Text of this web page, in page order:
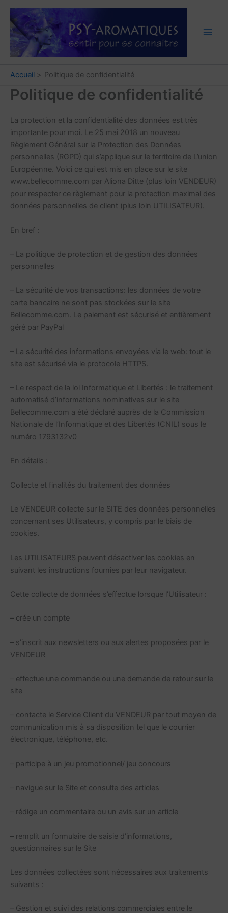
Aller
contenu
Accueil Politique de confidentialité
Politique de confidentialité
La protection et la confidentialité des données est très
importante pour moi. Le 25 mai 2018 un nouveau
Règlement Général sur la Protection des Données
personnelles (RGPD) qui s’applique sur le territoire de L’union
Européenne. Voici ce qui est mis en place sur le site
www.bellecomme.com par Aliona Ditte (plus loin VENDEUR)
pour respecter ce règlement pour la protection maximal des
données personnelles de client (plus loin UTILISATEUR).
En bref :
– La politique de protection et de gestion des données
personnelles
– La sécurité de vos transactions: les données de votre
carte bancaire ne sont pas stockées sur le site
Bellecomme.com. Le paiement est sécurisé et entièrement
géré par PayPal
– La sécurité des informations envoyées via le web: tout le
site est sécurisé via le protocole HTTPS.
– Le respect de la loi Informatique et Libertés : le traitement
automatisé d’informations nominatives sur le site
Bellecomme.com a été déclaré auprès de la Commission
Nationale de l’Informatique et des Libertés (CNIL) sous le
numéro 1793132v0
En détails :
Collecte et finalités du traitement des données
Le VENDEUR collecte sur le SITE des données personnelles
concernant ses Utilisateurs, y compris par le biais de
cookies.
Les UTILISATEURS peuvent désactiver les cookies en
suivant les instructions fournies par leur navigateur.
Cette collecte de données s’effectue lorsque l’Utilisateur :
– crée un compte
– s’inscrit aux newsletters ou aux alertes proposées par le
VENDEUR
– effectue une commande ou une demande de retour sur le
site
– contacte le Service Client du VENDEUR par tout moyen de
communication mis à sa disposition tel que le courrier
électronique, téléphone, etc.
– participe à un jeu promotionnel/ jeu concours
– navigue sur le Site et consulte des articles
– rédige un commentaire ou un avis sur un article
– remplit un formulaire de saisie d’informations,
questionnaires sur le Site
Les données collectées sont nécessaires aux traitements
suivants :
– Gestion et suivi des relations commerciales entre le